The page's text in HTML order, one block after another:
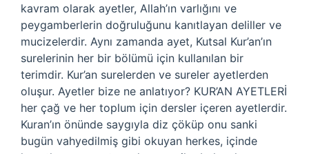
kavram olarak ayetler, Allah’ın varlığını ve
peygamberlerin doğruluğunu kanıtlayan deliller ve
mucizelerdir. Aynı zamanda ayet, Kutsal Kur’an’ın
surelerinin her bir bölümü için kullanılan bir
terimdir. Kur’an surelerden ve sureler ayetlerden
oluşur. Ayetler bize ne anlatıyor? KUR’AN AYETLERİ
her çağ ve her toplum için dersler içeren ayetlerdir.
Kuran’ın önünde saygıyla diz çöküp onu sanki
bugün vahyedilmiş gibi okuyan herkes, içinde